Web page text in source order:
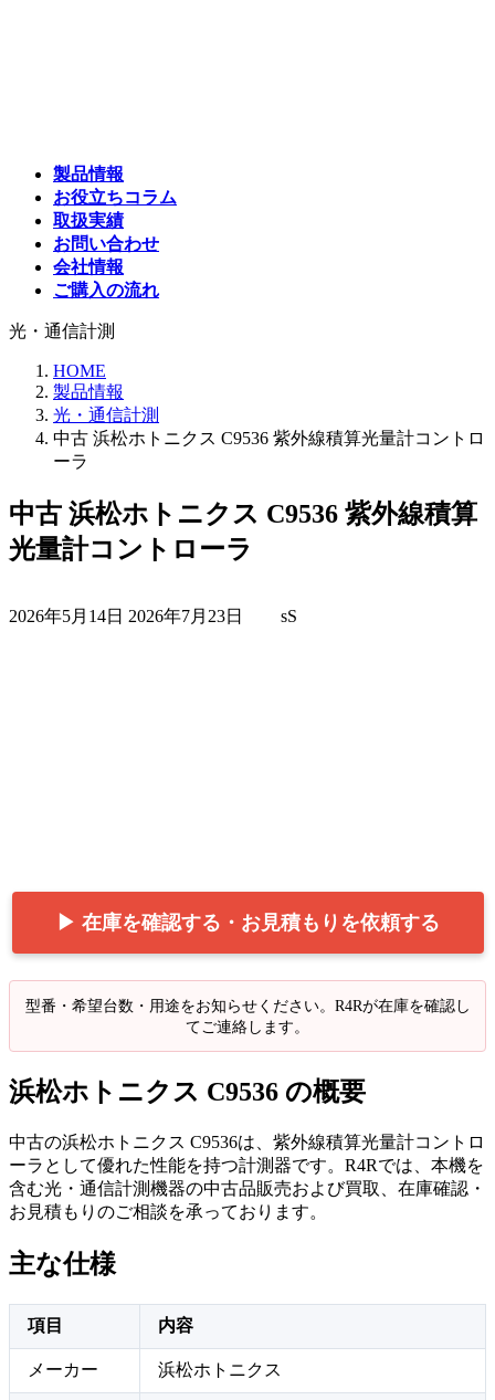
製品情報
お役立ちコラム
取扱実績
お問い合わせ
会社情報
ご購入の流れ
光・通信計測
HOME
製品情報
光・通信計測
中古 浜松ホトニクス C9536 紫外線積算光量計コントロ
ーラ
中古 浜松ホトニクス C9536 紫外線積算
光量計コントローラ
2026年5月14日 終
2026年7月23日 sS
▶ 在庫を確認する・お見積もりを依頼する
型番・希望台数・用途をお知らせください。R4Rが在庫を確認し
てご連絡します。
浜松ホトニクス C9536 の概要
中古の浜松ホトニクス C9536は、紫外線積算光量計コントロ
ーラとして優れた性能を持つ計測器です。R4Rでは、本機を
含む光・通信計測機器の中古品販売および買取、在庫確認・
お見積もりのご相談を承っております。
主な仕様
項目 内容
メーカー 浜松ホトニクス